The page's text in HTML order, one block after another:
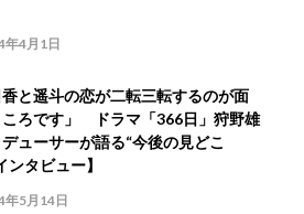
年4月1日
香と遥斗の恋が二転三転するのが面
ころです」 ドラマ「366日」狩野雄
ューサーが語る“今後の見どこ
ンタビュー】
年5月14日